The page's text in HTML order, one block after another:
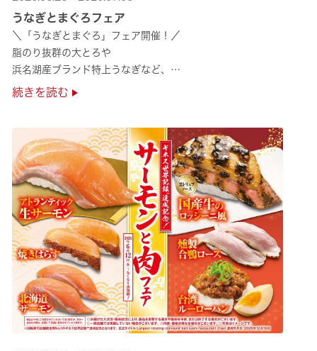
うなぎとまぐろフェア
＼「うなぎとまぐろ」フェア開催！／
脂のり抜群の大とろや
浜名湖産ブランド特上うなぎなど、
夏のスタミナ補給にぴったりのメニューが勢揃い✨
続きを読む